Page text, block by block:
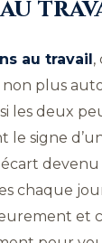
au travail,
non plus
les deux
le signe
écart
chaque
et